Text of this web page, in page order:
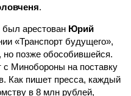
.
арестован Юрий
«Транспорт будущего»,
позже обособившейся.
с Минобороны на поставку
Как пишет пресса, каждый
в 8 млн рублей,